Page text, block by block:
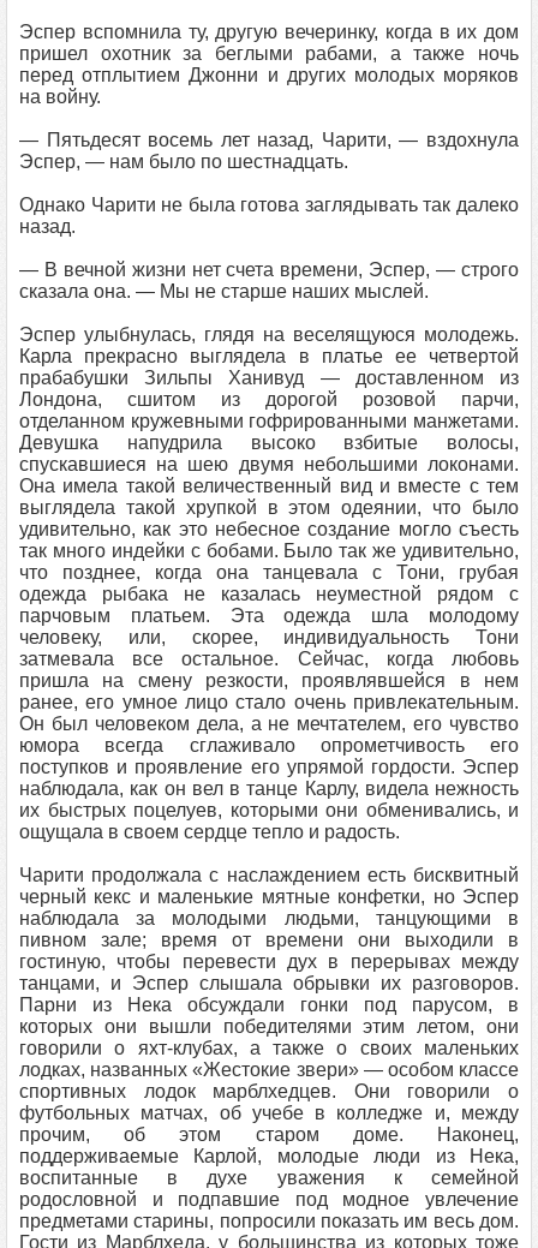
Эспер вспомнила ту, другую вечеринку, когда в их дом
пришел охотник за беглыми рабами, а также ночь
перед отплытием Джонни и других молодых моряков
на войну.
— Пятьдесят восемь лет назад, Чарити, — вздохнула
Эспер, — нам было по шестнадцать.
Однако Чарити не была готова заглядывать так далеко
назад.
— В вечной жизни нет счета времени, Эспер, — строго
сказала она. — Мы не старше наших мыслей.
Эспер улыбнулась, глядя на веселящуюся молодежь.
Карла прекрасно выглядела в платье ее четвертой
прабабушки Зильпы Ханивуд — доставленном из
Лондона, сшитом из дорогой розовой парчи,
отделанном кружевными гофрированными манжетами.
Девушка напудрила высоко взбитые волосы,
спускавшиеся на шею двумя небольшими локонами.
Она имела такой величественный вид и вместе с тем
выглядела такой хрупкой в этом одеянии, что было
удивительно, как это небесное создание могло съесть
так много индейки с бобами. Было так же удивительно,
что позднее, когда она танцевала с Тони, грубая
одежда рыбака не казалась неуместной рядом с
парчовым платьем. Эта одежда шла молодому
человеку, или, скорее, индивидуальность Тони
затмевала все остальное. Сейчас, когда любовь
пришла на смену резкости, проявлявшейся в нем
ранее, его умное лицо стало очень привлекательным.
Он был человеком дела, а не мечтателем, его чувство
юмора всегда сглаживало опрометчивость его
поступков и проявление его упрямой гордости. Эспер
наблюдала, как он вел в танце Карлу, видела нежность
их быстрых поцелуев, которыми они обменивались, и
ощущала в своем сердце тепло и радость.
Чарити продолжала с наслаждением есть бисквитный
черный кекс и маленькие мятные конфетки, но Эспер
наблюдала за молодыми людьми, танцующими в
пивном зале; время от времени они выходили в
гостиную, чтобы перевести дух в перерывах между
танцами, и Эспер слышала обрывки их разговоров.
Парни из Нека обсуждали гонки под парусом, в
которых они вышли победителями этим летом, они
говорили о яхт-клубах, а также о своих маленьких
лодках, названных «Жестокие звери» — особом классе
спортивных лодок марблхедцев. Они говорили о
футбольных матчах, об учебе в колледже и, между
прочим, об этом старом доме. Наконец,
поддерживаемые Карлой, молодые люди из Нека,
воспитанные в духе уважения к семейной
родословной и подпавшие под модное увлечение
предметами старины, попросили показать им весь дом.
Гости из Марблхеда, у большинства из которых тоже